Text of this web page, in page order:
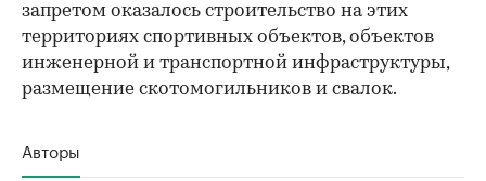
запретом оказалось строительство на этих
территориях спортивных объектов, объектов
инженерной и транспортной инфраструктуры,
размещение скотомогильников и свалок.
Авторы